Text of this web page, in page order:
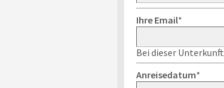
Ihre Email*
Bei dieser
Anreisedatum*